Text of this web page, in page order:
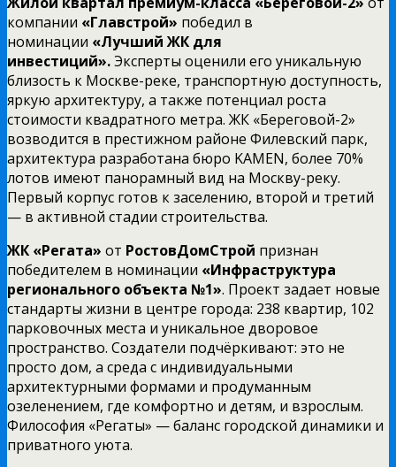
компании «Главстрой» победил в
номинации «Лучший ЖК для
инвестиций».Эксперты оценили его уникальную
близость к Москве-реке, транспортную доступность,
яркую архитектуру, а также потенциал роста
стоимости квадратного метра. ЖК «Береговой-2»
возводится в престижном районе Филевский парк,
архитектура разработана бюро KAMEN, более 70%
лотов имеют панорамный вид на Москву-реку.
Первый корпус готов к заселению, второй и третий
— в активной стадии строительства.
ЖК «Регата» от РостовДомСтрой признан
победителем в номинации «Инфраструктура
регионального объекта №1». Проект задает новые
стандарты жизни в центре города: 238 квартир, 102
парковочных места и уникальное дворовое
пространство. Создатели подчёркивают: это не
просто дом, а среда с индивидуальными
архитектурными формами и продуманным
озеленением, где комфортно и детям, и взрослым.
Философия «Регаты» — баланс городской динамики и
приватного уюта.